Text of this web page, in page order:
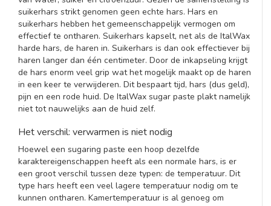
suikerhars strikt genomen geen echte hars. Hars en
suikerhars hebben het gemeenschappelijk vermogen om
effectief te ontharen. Suikerhars kapselt, net als de ItalWax
harde hars, de haren in. Suikerhars is dan ook effectiever bij
haren langer dan één centimeter. Door de inkapseling krijgt
de hars enorm veel grip wat het mogelijk maakt op de haren
in een keer te verwijderen. Dit bespaart tijd, hars (dus geld),
pijn en een rode huid. De ItalWax sugar paste plakt namelijk
niet tot nauwelijks aan de huid zelf.
Het verschil: verwarmen is niet nodig
Hoewel een sugaring paste een hoop dezelfde
karaktereigenschappen heeft als een normale hars, is er
een groot verschil tussen deze typen: de temperatuur. Dit
type hars heeft een veel lagere temperatuur nodig om te
kunnen ontharen. Kamertemperatuur is al genoeg om